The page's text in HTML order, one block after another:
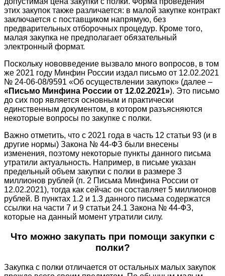
этих закупок также различается: в малой закупке контракт
заключается с поставщиком напрямую, без
предварительных отборочных процедур. Кроме того,
малая закупка не предполагает обязательный
электронный формат.
Поскольку нововведение вызвало много вопросов, в том
же 2021 году Минфин России издал письмо от 12.02.2021
№ 24-06-08/9591 «Об осуществлении закупок» (далее –
«Письмо Минфина России от 12.02.2021»). Это письмо
до сих пор является основным и практически
единственным документом, в котором разъясняются
некоторые вопросы по закупке с полки.
Важно отметить, что с 2021 года в часть 12 статьи 93 (и в
другие нормы) Закона № 44-ФЗ были внесены
изменения, поэтому некоторые пункты данного письма
утратили актуальность. Например, в письме указан
предельный объем закупки с полки в размере 3
миллионов рублей (п. 2 Письма Минфина России от
12.02.2021), тогда как сейчас он составляет 5 миллионов
рублей. В пунктах 1.2 и 1.3 данного письма содержатся
ссылки на части 7 и 9 статьи 24.1 Закона № 44-ФЗ,
которые на данный момент утратили силу.
Что можно закупать при помощи закупки с
полки?
Закупка с полки отличается от остальных малых закупок